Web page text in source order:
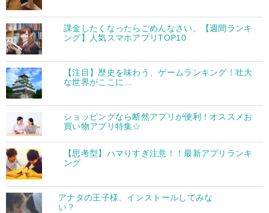
課金したくなったらごめんなさい。【週間ランキ
ング】人気スマホアプリTOP10
【注目】歴史を味わう、ゲームランキング！壮大
な世界がここに…
ショッピングなら断然アプリが便利！オススメお
買い物アプリ特集☆
【思考型】ハマりすぎ注意！！最新アプリランキ
ング
アナタの王子様、インストールしてみな
い？